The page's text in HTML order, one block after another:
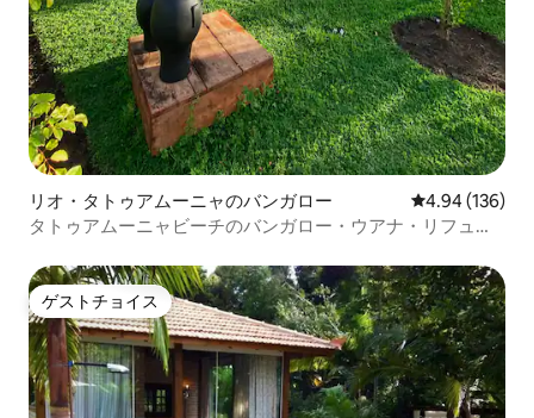
リオ・タトゥアムーニャのバンガロー レビュー136
4.94 (136)
タトゥアムーニャビーチのバンガロー・ウアナ・リフュー
ゲストチョイス
ゲストチョイス